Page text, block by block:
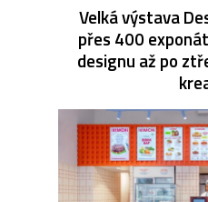
Velká výstava
přes 400
designu až po